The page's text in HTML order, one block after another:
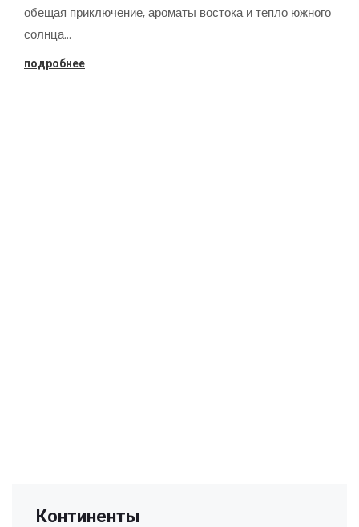
обещая приключение, ароматы востока и тепло южного
солнца…
подробнее
Континенты